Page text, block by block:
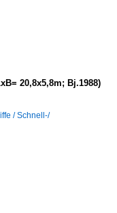
20,8x5,8m; Bj.1988)
/ Schnell-/